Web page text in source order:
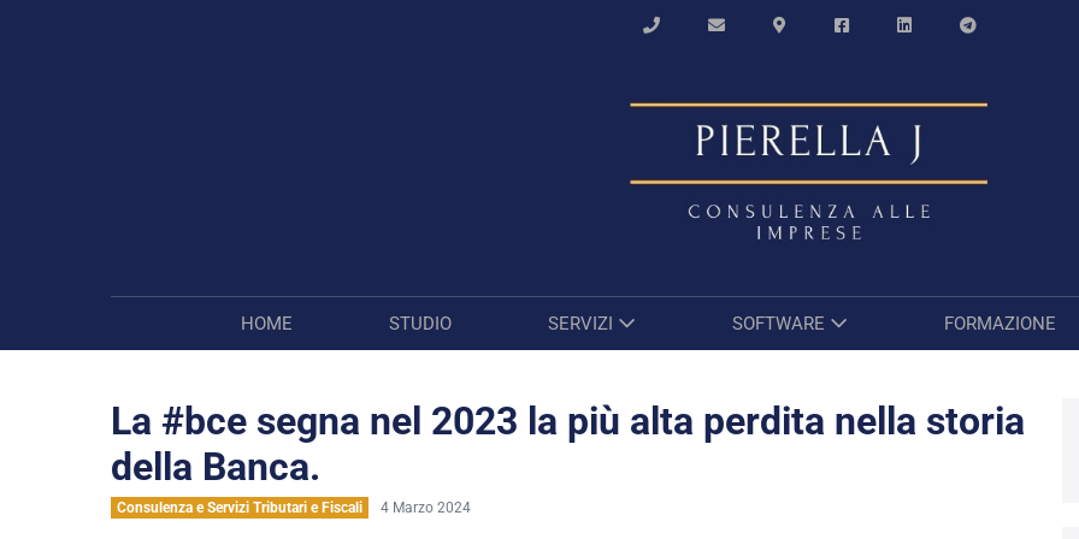
HOME STUDIO SERVIZI SOFTWARE FORMAZIONE
La #bce segna nel 2023 la più alta perdita nella storia
della Banca.
Consulenza e Servizi Tributari e Fiscali 4 Marzo 2024